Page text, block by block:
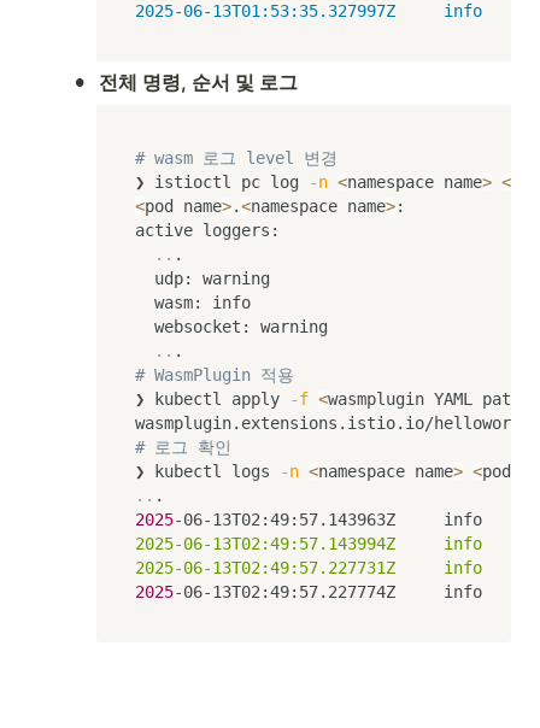
2025-06-13T01:53:35.327997Z     info
• 전체 명령, 순서 및 로그
# wasm 로그 level 변경
❯ istioctl pc log
-n <namespace name> <
<pod name>.<namespace name>:
active loggers:
.. .
  udp: warning
  wasm: info
  websocket: warning
..
# WasmPlugin 적용
❯ kubectl apply
-f <wasmplugin YAML path
# 로그 확인
❯ kubectl logs
-n <namespace name> <pod
..
2025-06-13T02:49:57.143963Z     info
2025-06-13T02:49:57.143994Z     info
2025-06-13T02:49:57.227731Z     info
2025-06-13T02:49:57.227774Z     info